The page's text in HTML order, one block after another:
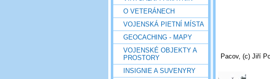
O VETERÁNECH
VOJENSKÁ PIETNÍ MÍSTA
GEOCACHING - MAPY
VOJENSKÉ OBJEKTY A
PROSTORY
INSIGNIE A SUVENYRY
Pacov, (c) Jiří